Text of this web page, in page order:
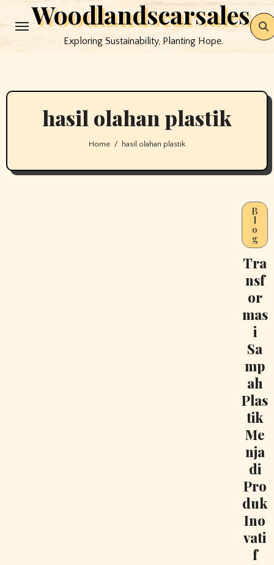
to
Woodlandscarsales
Exploring Sustainability, Planting Hope.
hasil olahan plastik
Home hasil olahan plastik
B
l
o
g
Tra
nsf
or
mas
i
Sa
mp
ah
Plas
tik
Me
nja
di
Pro
duk
Ino
vati
f